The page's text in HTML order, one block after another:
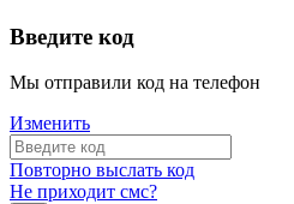
Введите код
Мы отправили код на телефон
Изменить
Повторно выслать код
Не приходит смс?